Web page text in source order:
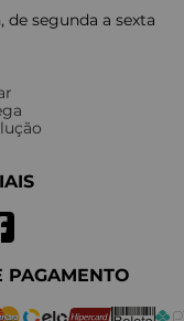
de segunda a sexta
PAGAMENTO